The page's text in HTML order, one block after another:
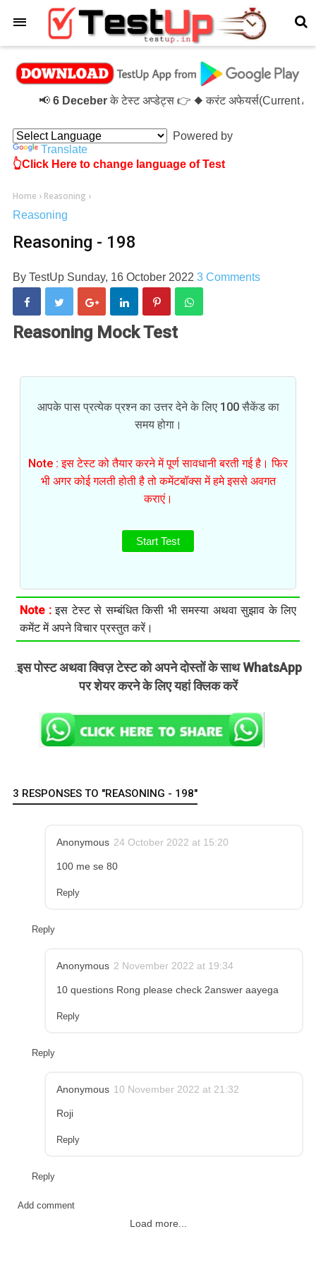
6 Deceberके टेस्ट अप्डेट्स 👉 ◆ करंट अफेयर्स(Current
Powered by
Translate
👆Click Here to change language of Test
Home › Reasoning ›
Reasoning
Reasoning - 198
By TestUp Sunday, 16 October 2022 3 Comments
Reasoning Mock Test
आपके पास प्रत्येक प्रश्न का उत्तर देने के लिए 100 सैकेंड का
समय होगा।
Note : इस टेस्ट को तैयार करने में पूर्ण सावधानी बरती गई है। फिर
भी अगर कोई गलती होती है तो कमेंटबॉक्स में हमे इससे अवगत
कराएं।
Start Test
Note :इस टेस्ट से सम्बंधित किसी भी समस्या अथवा सुझाव के लिए
कमेंट में अपने विचार प्रस्तुत करें।
.इस पोस्ट अथवा क्विज़ टेस्ट को अपने दोस्तों के साथ WhatsApp
पर शेयर करने के लिए यहां क्लिक करें
3 RESPONSES TO "REASONING - 198"
Anonymous 24 October 2022 at 15:20
100 me se 80
Reply
Reply
Anonymous 2 November 2022 at 19:34
10 questions Rong please check 2answer aayega
Reply
Reply
Anonymous 10 November 2022 at 21:32
Roji
Reply
Reply
Add comment
Load more...